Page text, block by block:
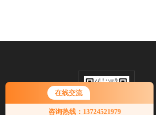
在线交流
咨询热线：13724521979